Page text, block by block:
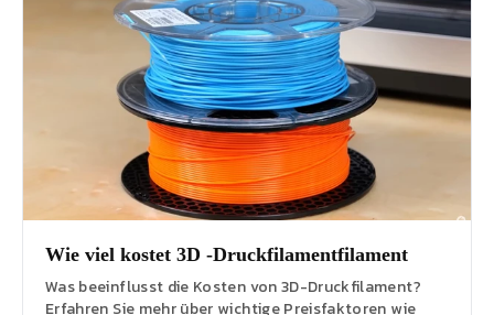
Wie viel kostet 3D -Druckfilamentfilament
Was beeinflusst die Kosten von 3D-Druckfilament?
Erfahren Sie mehr über wichtige Preisfaktoren wie